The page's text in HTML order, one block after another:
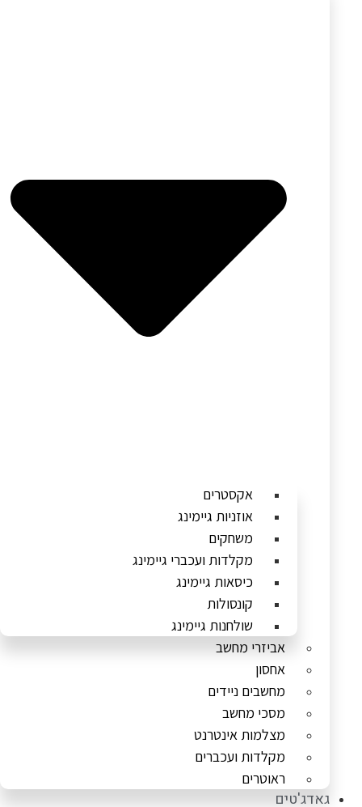
אקסטרים
אוזניות גיימינג
משחקים
מקלדות ועכברי גיימינג
כיסאות גיימינג
קונסולות
שולחנות גיימינג
אביזרי מחשב
אחסון
מחשבים ניידים
מסכי מחשב
מצלמות אינטרנט
מקלדות ועכברים
ראוטרים
גאדג'טים